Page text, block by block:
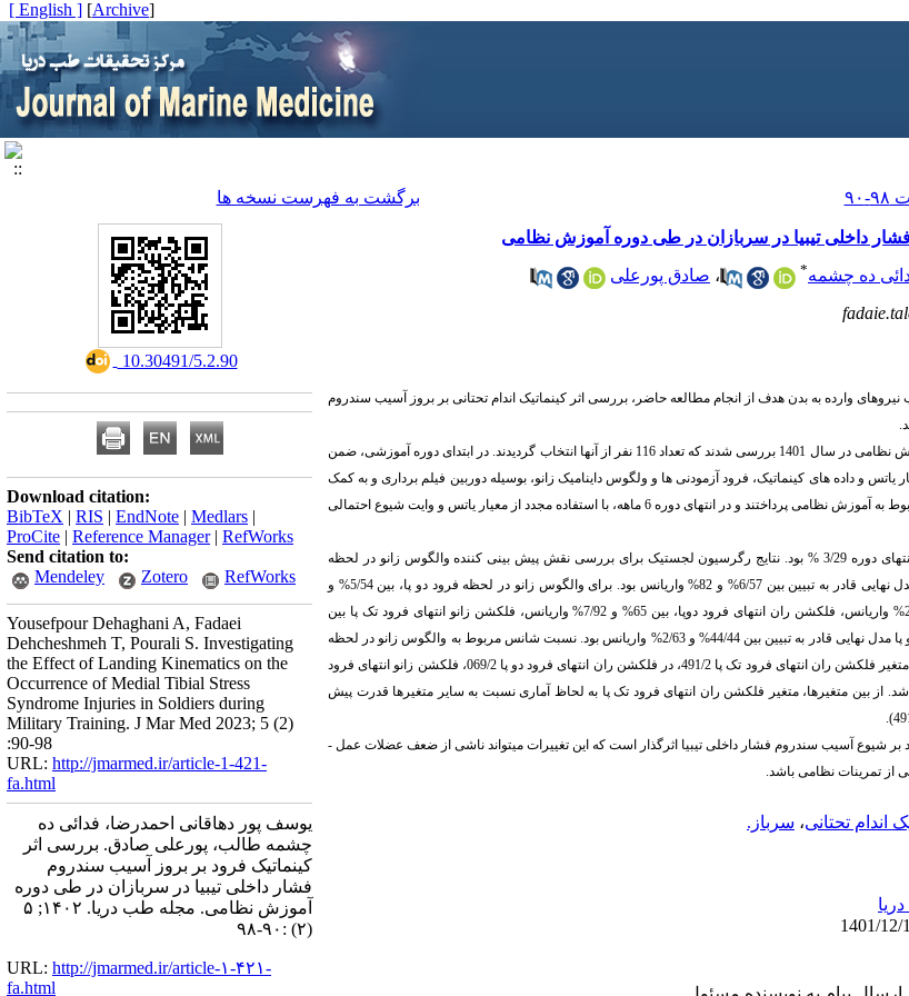
[
Archive
]
[ English ]
برگشت به فهرست نسخه ها
داخلی تیبیا در سربازان در طی دوره آموزش نظامی
ده چشمه* ، صادق پورعلی
نیروهای وارده به بدن هدف از انجام مطالعه حاضر، بررسی اثر کینماتیک اندام تحتانی بر بروز آسیب سندروم
، ضمن
یاتس و داده ­های کینماتیک، فرود آزمودنی­ ها و ولگوس داینامیک زانو،بوسیله دوربین فیلم ­برداری و به کمک
سپس سربازان به انجام تمرینات مربوط به آموزش نظامی پرداختند و در انتهای دوره 6 ماهه، با استفاده مجدد از معیار یاتس و وایت شیوع احتمالی
دوره 3/29 % بود. نتایج رگرسیون لجستیک برای بررسی نقش پیش ‏بینی کننده والگوس زانو در لحظه
قادر به تبیین بین 6/57
% و 82 %واریانس بود. برای والگوس زانو در لحظه فرود دو پا، بین 5/54 % و
واریانس، فلکشن ران انتهای فرود تک پا بین 5/60% و 2/86% واریانس، فلکشن ران انتهای فرود دوپا، بین 65% و 7/92% واریانس، فلکشن زانو انتهای فرود تک پا بین
نهایی قادر به تبیین بین 44/44 % و 2/63 % واریانس بود. نسبت شانس مربوط به والگوس زانو در لحظه
فرود تک پا 204/2، در والگوس زانو در لحظه فرود دو پا 773/1، در متغیر فلکشن ران انتهای فرود تک پا 491/2، در فلکشن ران انتهای فرود دو پا 069/2، فلکشن زانو انتهای فرود
2 و در متغیر فلکشن زانو انتهای فرود دو پا 580/1 می باشد. از بین متغیرها، متغیر فلکشن ران انتهای فرود تک پا به لحاظ آماری نسبت به سایر متغیرها قدرت پیش
بر شیوع آسیب سندروم فشار داخلی تیبیا اثرگذار است که این تغییرات می­تواند ناشی از ضعف عضلات عمل
از تمرینات نظامی باشد.
اندام تحتانی، سرباز.
‎ 10.30491/5.2.90
Download citation:
BibTeX | RIS | EndNote | Medlars |
ProCite | Reference Manager| RefWorks
Send citation to:
Mendeley
Zotero RefWorks
Yousefpour Dehaghani A, Fadaei
Dehcheshmeh T, Pourali S. Investigating
the Effect of Landing Kinematics on the
Occurrence of Medial Tibial Stress
Syndrome Injuries in Soldiers during
Military Training. J Mar Med 2023; 5 (2)
:90-98
URL: http://jmarmed.ir/article-1-421-
fa.html
یوسف پور دهاقانی احمدرضا، فدائی ده
چشمه طالب، پورعلی صادق. بررسی اثر
کینماتیک فرود بر بروز آسیب سندروم
فشار داخلی تیبیا در سربازان در طی دوره
آموزش نظامی. مجله طب دریا. ۱۴۰۲; ۵
(۲) :۹۰-۹۸
URL: http://jmarmed.ir/article-۱-۴۲۱-
fa.html